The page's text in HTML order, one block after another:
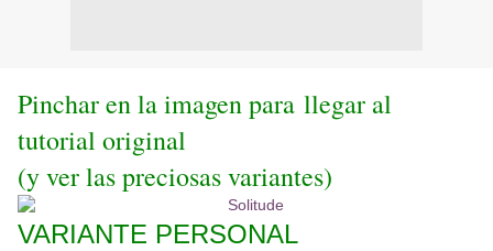
Pinchar en la imagen para llegar al
tutorial original
(y ver las preciosas variantes)
VARIANTE PERSONAL